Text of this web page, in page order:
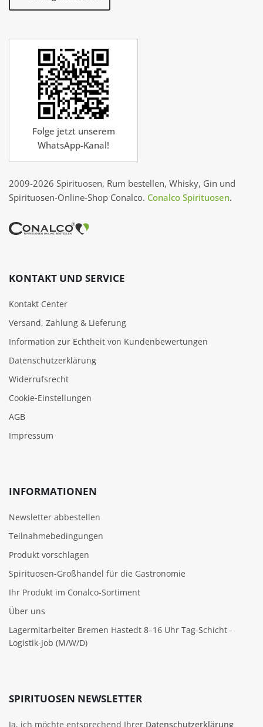
Folge jetzt unserem
WhatsApp-Kanal!
2009-2026 Spirituosen, Rum bestellen, Whisky, Gin und
Spirituosen-Online-Shop Conalco. Conalco Spirituosen.
KONTAKT UND SERVICE
Kontakt Center
Versand, Zahlung & Lieferung
Information zur Echtheit von Kundenbewertungen
Datenschutzerklärung
Widerrufsrecht
Cookie‑Einstellungen
AGB
Impressum
INFORMATIONEN
Newsletter abbestellen
Teilnahmebedingungen
Produkt vorschlagen
Spirituosen-Großhandel für die Gastronomie
Ihr Produkt im Conalco-Sortiment
Über uns
Lagermitarbeiter Bremen Hastedt 8–16 Uhr Tag-Schicht -
Logistik-Job (M/W/D)
SPIRITUOSEN NEWSLETTER
Ja, ich möchte entsprechend Ihrer Datenschutzerklärung